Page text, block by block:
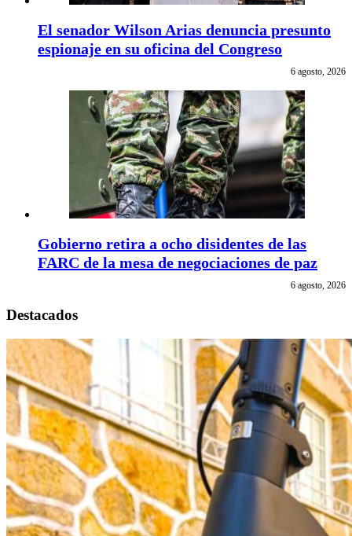
El senador Wilson Arias denuncia presunto
espionaje en su oficina del Congreso
6 agosto, 2026
Gobierno retira a ocho disidentes de las
FARC de la mesa de negociaciones de paz
6 agosto, 2026
Destacados